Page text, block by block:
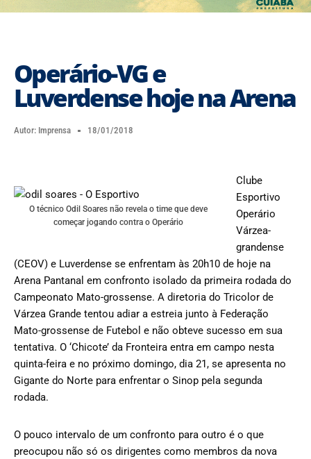
Operário-VG e
Luverdense hoje na Arena
Autor: Imprensa 18/01/2018
O técnico Odil Soares não revela o time que deve
começar jogando contra o Operário
Clube
Esportivo
Operário
Várzea-
grandense
(CEOV) e Luverdense se enfrentam às 20h10 de hoje na
Arena Pantanal em confronto isolado da primeira rodada do
Campeonato Mato-grossense. A diretoria do Tricolor de
Várzea Grande tentou adiar a estreia junto à Federação
Mato-grossense de Futebol e não obteve sucesso em sua
tentativa. O ‘Chicote’ da Fronteira entra em campo nesta
quinta-feira e no próximo domingo, dia 21, se apresenta no
Gigante do Norte para enfrentar o Sinop pela segunda
rodada.
O pouco intervalo de um confronto para outro é o que
preocupou não só os dirigentes como membros da nova